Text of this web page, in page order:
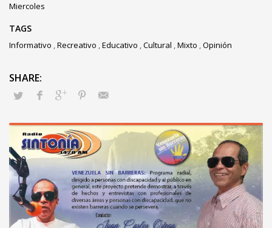
Miercoles
TAGS
Informativo ,Recreativo ,Educativo ,Cultural ,Mixto ,Opinión